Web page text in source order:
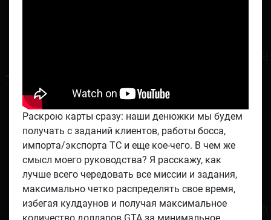
Раскрою карты сразу: наши денюжки мы будем
получать с заданий клиентов, работы босса,
импорта/экспорта ТС и еще кое-чего. В чем же
смысл моего руководства? Я расскажу, как
лучше всего чередовать все миссии и задания,
максимально четко распределять свое время,
избегая кулдаунов и получая максимальное